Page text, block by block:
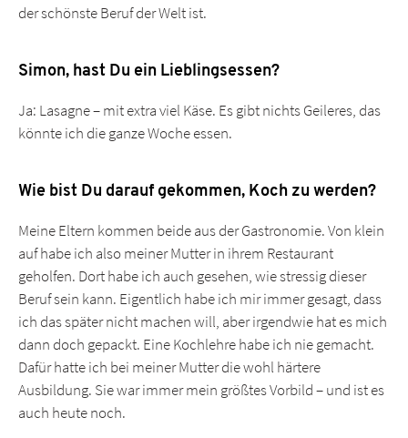
der schönste Beruf der Welt ist.
Simon, hast Du ein Lieblingsessen?
Ja: Lasagne – mit extra viel Käse. Es gibt nichts Geileres, das
könnte ich die ganze Woche essen.
Wie bist Du darauf gekommen, Koch zu werden?
Meine Eltern kommen beide aus der Gastronomie. Von klein
auf habe ich also meiner Mutter in ihrem Restaurant
geholfen. Dort habe ich auch gesehen, wie stressig dieser
Beruf sein kann. Eigentlich habe ich mir immer gesagt, dass
ich das später nicht machen will, aber irgendwie hat es mich
dann doch gepackt. Eine Kochlehre habe ich nie gemacht.
Dafür hatte ich bei meiner Mutter die wohl härtere
Ausbildung. Sie war immer mein größtes Vorbild – und ist es
auch heute noch.